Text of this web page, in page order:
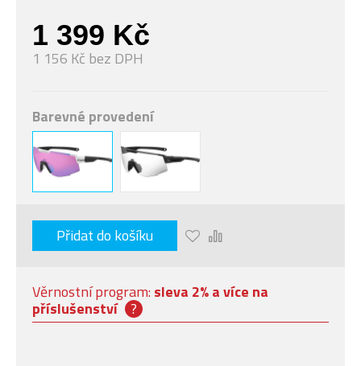
1 399 Kč
1 156 Kč bez DPH
Barevné provedení
Přidat do košíku
Věrnostní program: sleva 2% a více na
příslušenství ?